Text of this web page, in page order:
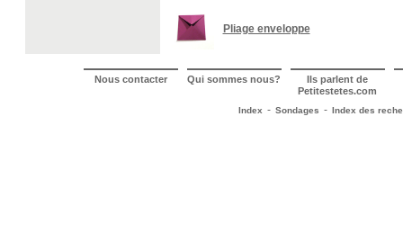
Pliage enveloppe
Nous contacter Qui sommes nous? Ils parlent de
Petitestetes.com
Index - Sondages - Index des